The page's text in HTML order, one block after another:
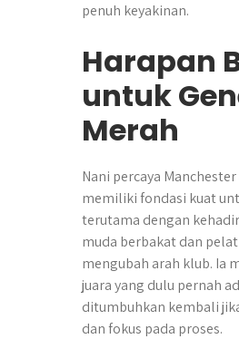
penuh keyakinan.
Harapan
untuk
Merah
Nani percaya
memiliki fondasi kuat
terutama dengan
muda berbakat dan
mengubah arah klub. Ia
juara yang dulu pernah
ditumbuhkan kembali
dan fokus pada proses.